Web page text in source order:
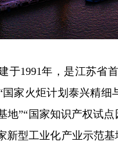
于1991年，是江苏省
家火炬计划泰兴精细
地”“国家知识产权试
新型工业化产业示范